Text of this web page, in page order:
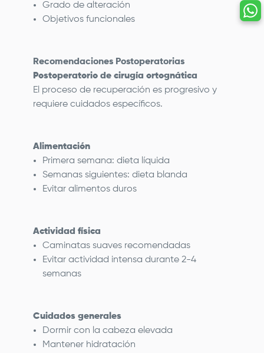
Grado de alteración
Objetivos funcionales
Recomendaciones Postoperatorias
Postoperatorio de cirugía ortognática
El proceso de recuperación es progresivo y
requiere cuidados específicos.
Alimentación
Primera semana: dieta líquida
Semanas siguientes: dieta blanda
Evitar alimentos duros
Actividad física
Caminatas suaves recomendadas
Evitar actividad intensa durante 2-4
semanas
Cuidados generales
Dormir con la cabeza elevada
Mantener hidratación